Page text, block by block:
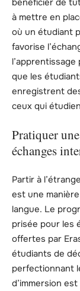
à mettre en
où un étudiant
favorise
que les
enregistrent
ceux qui
Pratiquer
échanges
Partir à
est une
langue. Le
prisée pour les
offertes par
étudiants de
perfectionnant
d’immersion